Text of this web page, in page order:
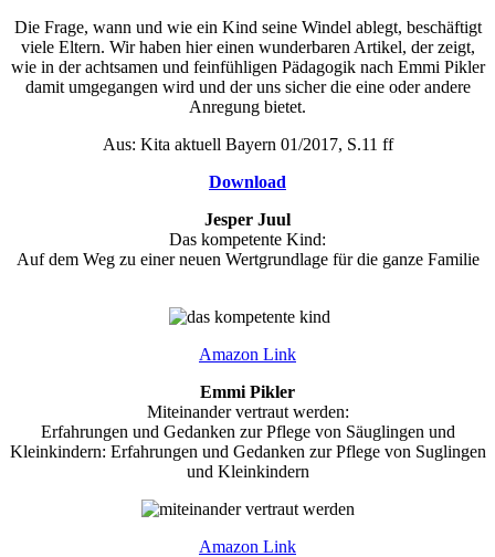
Die Frage, wann und wie ein Kind seine Windel ablegt, beschäftigt
viele Eltern. Wir haben hier einen wunderbaren Artikel, der zeigt,
wie in der achtsamen und feinfühligen Pädagogik nach Emmi Pikler
damit umgegangen wird und der uns sicher die eine oder andere
Anregung bietet.
Aus: Kita aktuell Bayern 01/2017, S.11 ff
Download
Jesper Juul
Das kompetente Kind:
Auf dem Weg zu einer neuen Wertgrundlage für die ganze Familie
Amazon Link
Emmi Pikler
Miteinander vertraut werden:
Erfahrungen und Gedanken zur Pflege von Säuglingen und
Kleinkindern: Erfahrungen und Gedanken zur Pflege von Suglingen
und Kleinkindern
Amazon Link